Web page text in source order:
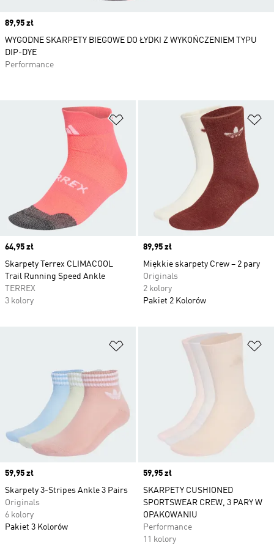
Dodaj do listy życzeń
Price
64,95 zł
Skarpety Terrex CLIMACOOL
Trail Running Speed Ankle
TERREX
3 kolory
Price
89,95 zł
Miękkie skarpety Crew – 2 pary
Originals
2 kolory
Pakiet 2 Kolorów
Dodaj do listy życzeń
Price
59,95 zł
Skarpety 3-Stripes Ankle 3 Pairs
Originals
6 kolory
Pakiet 3 Kolorów
Price
59,95 zł
SKARPETY CUSHIONED
SPORTSWEAR CREW, 3 PARY W
OPAKOWANIU
Performance
11 kolory
Price
89,95 zł
WYGODNE SKARPETY BIEGOWE DO ŁYDKI Z WYKOŃCZENIEM TYPU
DIP-DYE
Performance